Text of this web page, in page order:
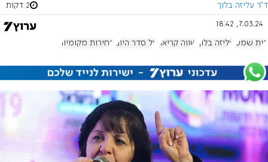
ד"ר עליזה בלוך 2 דקות
7.03.24, 18:42
בית שמש עליזה בלוך שווה קריאה על סדר היום בחירות מקומיות